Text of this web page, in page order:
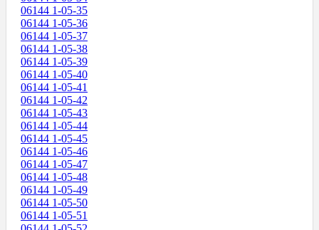
06144 1-05-35
06144 1-05-36
06144 1-05-37
06144 1-05-38
06144 1-05-39
06144 1-05-40
06144 1-05-41
06144 1-05-42
06144 1-05-43
06144 1-05-44
06144 1-05-45
06144 1-05-46
06144 1-05-47
06144 1-05-48
06144 1-05-49
06144 1-05-50
06144 1-05-51